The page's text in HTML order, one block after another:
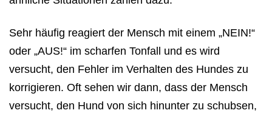
Sehr häufig reagiert der Mensch mit einem „NEIN!“
oder „AUS!“ im scharfen Tonfall und es wird
versucht, den Fehler im Verhalten des Hundes zu
korrigieren. Oft sehen wir dann, dass der Mensch
versucht, den Hund von sich hinunter zu schubsen,